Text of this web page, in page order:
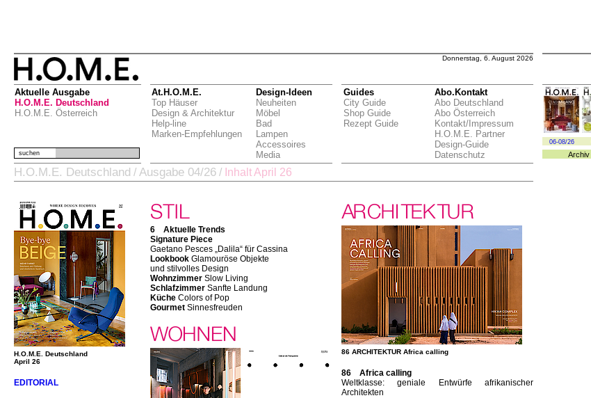
Donnerstag, 6. August 2026
Aktuelle Ausgabe
H.O.M.E. Deutschland
H.O.M.E. Österreich
At.H.O.M.E.
Top Häuser
Design & Architektur
Help-line
Marken-Empfehlungen
Design-Ideen
Neuheiten
Möbel
Bad
Lampen
Accessoires
Media
Guides
City Guide
Shop Guide
Rezept Guide
Abo.Kontakt
Abo Deutschland
Abo Österreich
Kontakt/Impressum
H.O.M.E. Partner
Design-Guide
Datenschutz
06-08/26
Archiv
suchen
H.O.M.E. Deutschland / Ausgabe 04/26 / Inhalt April 26
H.O.M.E. Deutschland
April 26
EDITORIAL
6 Aktuelle Trends
Signature Piece
Gaetano Pesces „Dalila“ für Cassina
Lookbook Glamouröse Objekte
und stilvolles Design
Wohnzimmer Slow Living
Schlafzimmer Sanfte Landung
Küche Colors of Pop
Gourmet Sinnesfreuden
86 ARCHITEKTUR Africa calling
86 Africa calling
Weltklasse: geniale Entwürfe afrikanischer
Architekten